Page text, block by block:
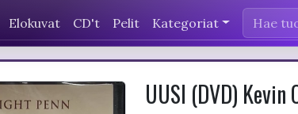
Elokuvat CD't Pelit Kategoriat
UUSI (DVD)